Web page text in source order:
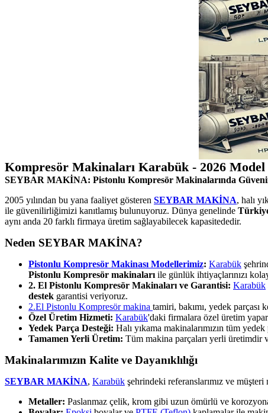
Kompresör Makinaları Karabük - 2026
SEYBAR MAKİNA: Pistonlu Kompresör Makinalarında
2005 yılından bu yana faaliyet gösteren SEYBAR MAKİNA, halı
ile güvenilirliğimizi kanıtlamış bulunuyoruz. Dünya genelinde
aynı anda 20 farklı firmaya üretim sağlayabilecek kapasitededir.
Neden SEYBAR MAKİNA?
Pistonlu Kompresör Makinası Modellerimiz: Karabük
Pistonlu Kompresör makinaları ile günlük ihtiyaçlarınızı
2. El Pistonlu Kompresör Makinaları ve Garantisi: Karabük
destek garantisi veriyoruz.
2.El Pistonlu Kompresör makina tamiri, bakımı, yedek parçası
Özel Üretim Hizmeti: Karabük'daki firmalara özel üretim
Yedek Parça Desteği: Halı yıkama makinalarımızın tüm
Tamamen Yerli Üretim: Tüm makina parçaları yerli üretimdir
Makinalarımızın Kalite ve Dayanıklılığı
SEYBAR MAKİNA, Karabük şehrindeki referanslarımız ve
Metaller: Paslanmaz çelik, krom gibi uzun ömürlü ve